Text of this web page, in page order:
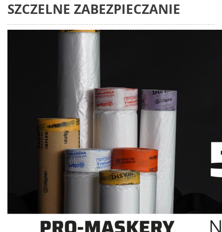
SZCZELNE ZABEZPIECZANIE